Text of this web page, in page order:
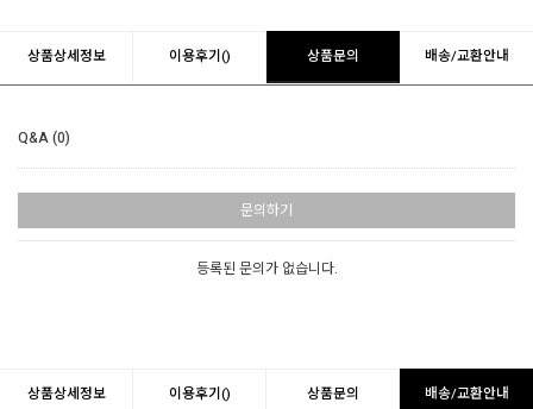
상품상세정보 이용후기() 상품문의 배송/교환안내
Q&A (0)
문의하기
등록된 문의가 없습니다.
상품상세정보 이용후기() 상품문의 배송/교환안내